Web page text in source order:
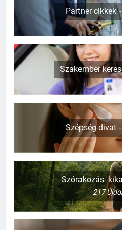
Partner cikkek
Szakember
Szépség-divat
Szórakozás-
217
127
Mi kell a
CSALÁD-